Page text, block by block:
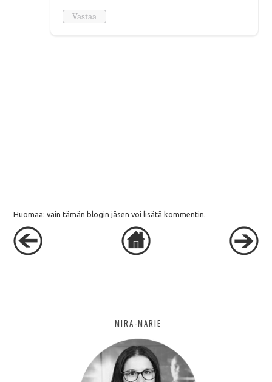
Vastaa
Huomaa: vain tämän blogin jäsen voi lisätä kommentin.
MIRA-MARIE